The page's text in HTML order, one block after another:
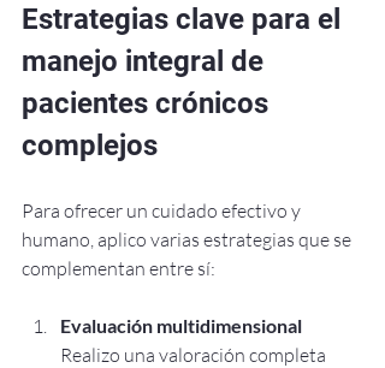
Estrategias clave para el
manejo integral de
pacientes crónicos
complejos
Para ofrecer un cuidado efectivo y
humano, aplico varias estrategias que se
complementan entre sí:
Evaluación multidimensional
Realizo una valoración completa